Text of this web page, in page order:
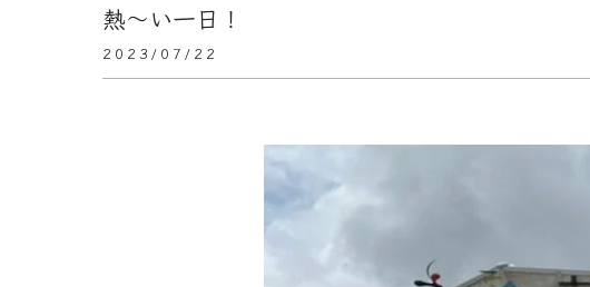
熱～い一日！
2023/07/22